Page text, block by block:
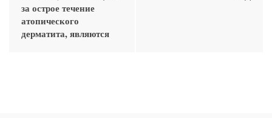
за острое течение
атопического
дерматита, являются